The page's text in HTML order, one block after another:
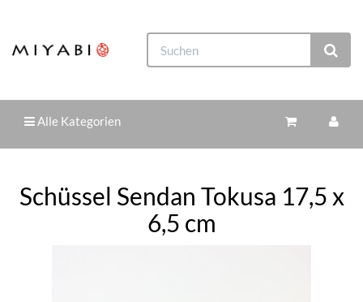
Alle Kategorien
Schüssel Sendan Tokusa 17,5 x
6,5 cm